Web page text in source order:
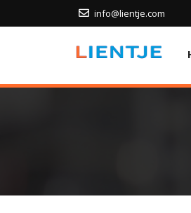
info@lientje.com